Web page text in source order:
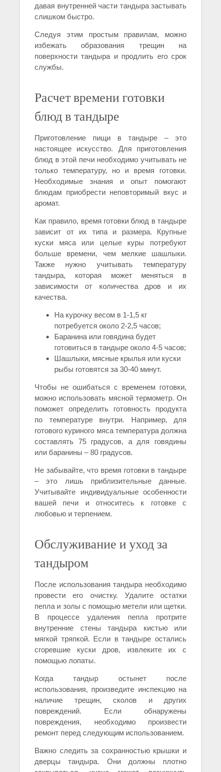
давая внутренней части тандыра застывать
слишком быстро.
Следуя этим простым правилам, можно
избежать образования трещин на
поверхности тандыра и продлить его срок
службы.
Расчет времени готовки
блюд в тандыре
Приготовление пищи в тандыре – это
настоящее искусство. Для приготовления
блюд в этой печи необходимо учитывать не
только температуру, но и время готовки.
Необходимые знания и опыт помогают
блюдам приобрести неповторимый вкус и
аромат.
Как правило, время готовки блюд в тандыре
зависит от их типа и размера. Крупные
куски мяса или целые куры потребуют
больше времени, чем мелкие шашлыки.
Также нужно учитывать температуру
тандыра, которая может меняться в
зависимости от количества дров и их
качества.
На курочку весом в 1-1,5 кг
потребуется около 2-2,5 часов;
Баранина или говядина будет
готовиться в тандыре около 4-5 часов;
Шашлыки, мясные крылья или куски
рыбы готовятся за 30-40 минут.
Чтобы не ошибаться с временем готовки,
можно использовать мясной термометр. Он
поможет определить готовность продукта
по температуре внутри. Например, для
готового куриного мяса температура должна
составлять 75 градусов, а для говядины
или баранины – 80 градусов.
Не забывайте, что время готовки в тандыре
– это лишь приблизительные данные.
Учитывайте индивидуальные особенности
вашей печи и относитесь к готовке с
любовью и терпением.
Обслуживание и уход за
тандыром
После использования тандыра необходимо
провести его очистку. Удалите остатки
пепла и золы с помощью метели или щетки.
В процессе удаления пепла протрите
внутренние стены тандыра кистью или
мягкой тряпкой. Если в тандыре остались
сгоревшие куски дров, извлеките их с
помощью лопаты.
Когда тандыр остынет после
использования, произведите инспекцию на
наличие трещин, сколов и других
повреждений. Если обнаружены
повреждения, необходимо произвести
ремонт перед следующим использованием.
Важно следить за сохранностью крышки и
дверцы тандыра. Они должны плотно